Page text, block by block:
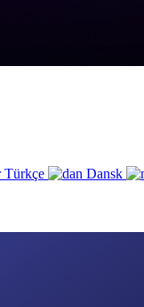
Türkçe Dansk